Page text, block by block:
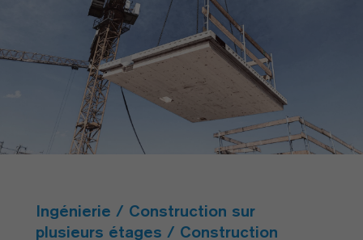
Ingénierie / Construction sur
plusieurs étages / Construction